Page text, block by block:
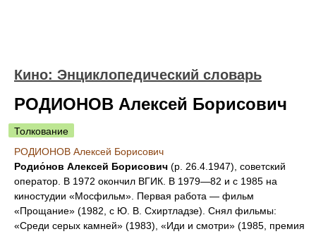
Кино: Энциклопедический словарь
РОДИОНОВ Алексей Борисович
Толкование
РОДИОНОВ Алексей Борисович
Родио́нов Алексей Борисович (р. 26.4.1947), советский
оператор. В 1972 окончил ВГИК. В 1979—82 и с 1985 на
киностудии «Мосфильм». Первая работа — фильм
«Прощание» (1982, с Ю. В. Схиртладзе). Снял фильмы:
«Среди серых камней» (1983), «Иди и смотри» (1985, премия